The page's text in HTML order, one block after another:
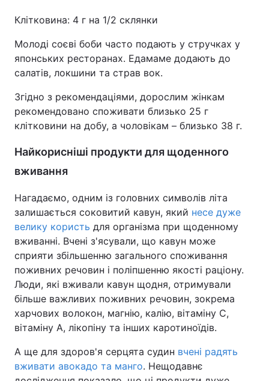
Клітковина: 4 г на 1/2 склянки
Молоді соєві боби часто подають у стручках у
японських ресторанах. Едамаме додають до
салатів, локшини та страв вок.
Згідно з рекомендаціями, дорослим жінкам
рекомендовано споживати близько 25 г
клітковини на добу, а чоловікам – близько 38 г.
Найкорисніші продукти для щоденного
вживання
Нагадаємо, одним із головних символів літа
залишається соковитий кавун, який несе дуже
велику користь для організма при щоденному
вживанні. Вчені з'ясували, що кавун може
сприяти збільшенню загального споживання
поживних речовин і поліпшенню якості раціону.
Люди, які вживали кавун щодня, отримували
більше важливих поживних речовин, зокрема
харчових волокон, магнію, калію, вітаміну C,
вітаміну A, лікопіну та інших каротиноїдів.
А ще для здоров'я серцята судин вчені радять
вживати авокадо та манго. Нещодавнє